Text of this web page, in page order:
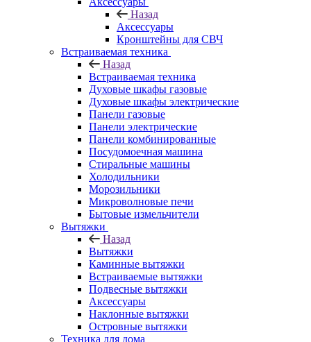
Назад
Аксессуары
Кронштейны для СВЧ
Встраиваемая техника
Назад
Встраиваемая техника
Духовые шкафы газовые
Духовые шкафы электрические
Панели газовые
Панели электрические
Панели комбинированные
Посудомоечная машина
Стиральные машины
Холодильники
Морозильники
Микроволновые печи
Бытовые измельчители
Вытяжки
Назад
Вытяжки
Каминные вытяжки
Встраиваемые вытяжки
Подвесные вытяжки
Аксессуары
Наклонные вытяжки
Островные вытяжки
Техника для дома